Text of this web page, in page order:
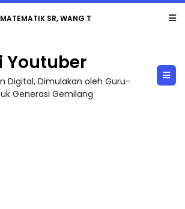
WANG TAHUN 6 OLEH CIKGU ANITA #ALLINONE #141 #...
Youtuber
Digital, Dimulakan oleh Guru-
Generasi Gemilang